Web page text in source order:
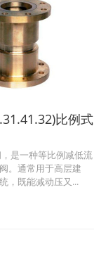
比例式
是一种等比例减低流
。通常用于高层建
，既能减动压又...